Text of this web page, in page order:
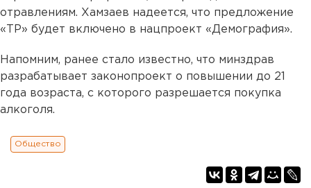
отравлениям. Хамзаев надеется, что предложение
«ТР» будет включено в нацпроект «Демография».
Напомним, ранее стало известно, что минздрав
разрабатывает законопроект о повышении до 21
года возраста, с которого разрешается покупка
алкоголя.
Общество